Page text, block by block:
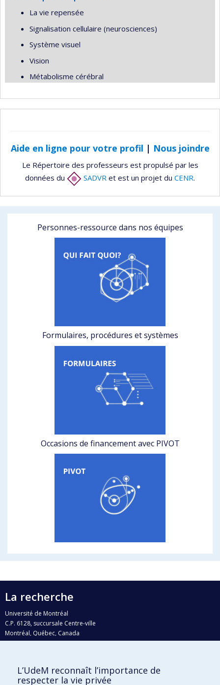
La vie repensée
Signalisation cellulaire (neurosciences)
Système visuel
Vision
Métabolisme cérébral
Aide en ligne pour votre profil | Nous joindre
Le Répertoire des professeurs est propulsé par les
données du
SADVR et est un projet du CENR.
Personnes-ressource dans nos équipes
Formulaires, procédures et systèmes
Occasions de financement avec PIVOT
La recherche
Université de Montréal
C.P. 6128, succursale Centre-ville
Montréal, Québec, Canada
H3C 3J7
Qui fait quoi?
L’UdeM reconnaît l’importance de
respecter la vie privée